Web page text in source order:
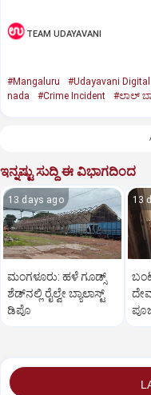
TEAM UDAYAVANI
#Mangaluru #Udayavani Digital
nada
#Crime Incident #ಲಾಲ್‌
ಇನ್ನಷ್ಟು ಸುದ್ದಿ ಈ ವಿಭಾಗದಿಂದ
13 days ago
ಮಂಗಳೂರು: ಹಳೆ ಗೂಡ್ಸ್‌
ಶೆಡ್‌ನ‌ಲ್ಲಿ ರೈಲ್ವೇ ಬ್ಯಾಲಾಸ್ಟ್‌
ಡಿಪೊ
13